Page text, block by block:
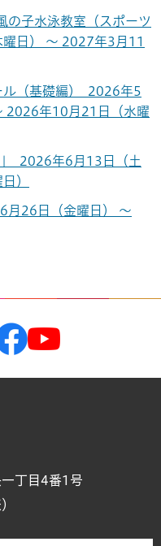
の子水泳教室（スポーツ
日） ～ 2027年3月11
ル（基礎編） 2026年5
2026年10月21日（水曜
2026年6月13日（土
）
月26日（金曜日） ～
丁目4番1号